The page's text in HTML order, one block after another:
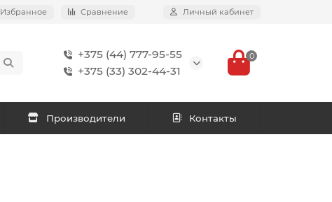
Избранное Сравнение Личный кабинет
+375 (44) 777-95-55
+375 (33) 302-44-31
0
Производители Контакты